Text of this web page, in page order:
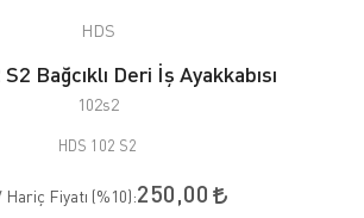
HDS
Bağcıklı Deri İş Ayakkabısı
102s2
HDS 102 S2
Hariç Fiyatı (%10):250,00